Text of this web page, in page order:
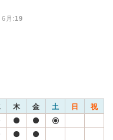
月:19
木 金 土 日 祝